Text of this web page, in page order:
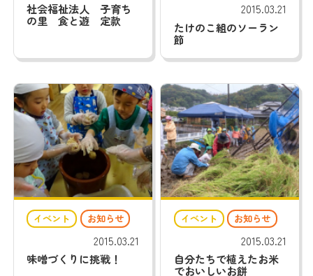
法人概要 お知らせ
採用情報 お問い合わせ
葉山にこにこ保育園 INSTAGRAM
社会福祉法人 子育ち
の里 食と遊 定款
2015.03.21
たけのこ組のソーラン
節
イベント お知らせ
2015.03.21
味噌づくりに挑戦！
イベント お知らせ
2015.03.21
自分たちで植えたお米
でおいしいお餅